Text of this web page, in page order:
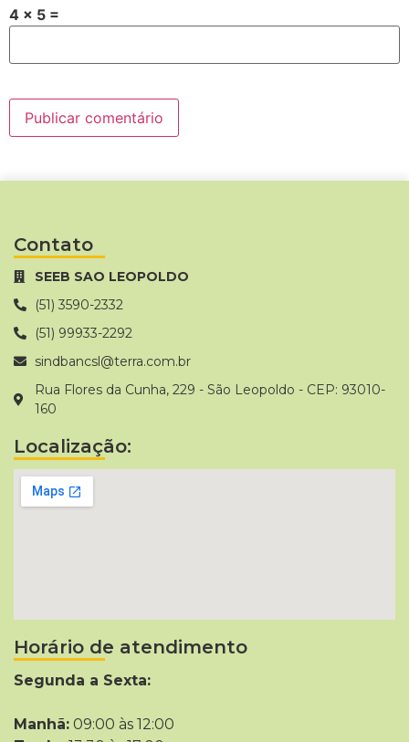
4 × 5 =
Contato
SEEB SAO LEOPOLDO
(51) 3590-2332
(51) 99933-2292
sindbancsl@terra.com.br
Rua Flores da Cunha, 229 - São Leopoldo - CEP: 93010-
160
Localização:
Horário de atendimento
Segunda a Sexta:
Manhã: 09:00 às 12:00